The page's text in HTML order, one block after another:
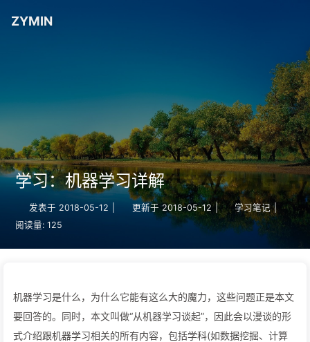
ZYMIN
学习：机器学习详解
发表于 2018-05-12 更新于 2018-05-12 | 学习笔记 |
阅读量: 125
机器学习是什么，为什么它能有这么大的魔力，这些问题正是本文
要回答的。同时，本文叫做“从机器学习谈起”，因此会以漫谈的形
式介绍跟机器学习相关的所有内容，包括学科(如数据挖掘、计算